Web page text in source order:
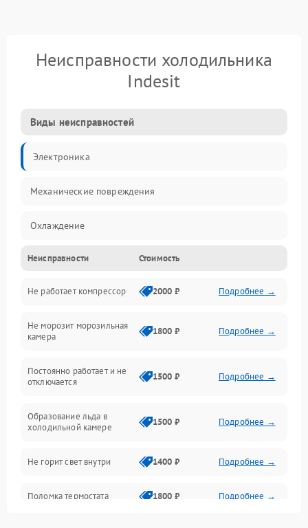
Неисправности холодильника
Indesit
Виды неисправностей
Электроника
Механические повреждения
Охлаждение
Механика
Электропитание
Дренаж
Неисправности Стоимость
Не работает компрессор 2000 ₽ Подробнее →
Не морозит морозильная
камера
1800 ₽ Подробнее →
Постоянно работает и не
отключается
1500 ₽ Подробнее →
Образование льда в
холодильной камере
1500 ₽ Подробнее →
Не горит свет внутри 1400 ₽ Подробнее →
Поломка термостата 1800 ₽ Подробнее →